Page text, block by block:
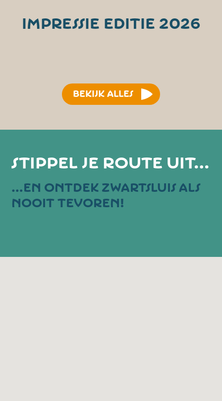
Impressie editie 2026
BEKIJK ALLES
Stippel je route uit…
…en ontdek Zwartsluisals
nooit tevoren!